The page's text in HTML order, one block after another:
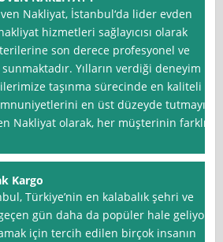
Nakliyat, İstanbul‘da lider evden
hizmetleri sağlayıcısı olarak
son derece profesyonel ve
Yılların verdiği deneyim
taşınma sürecinde en kaliteli
en üst düzeyde tutmayı
Nakliyat olarak, her müşterinin farklı
Kargo
Türkiye’nin en kalabalık şehri ve
gün daha da popüler hale geliyor.
için tercih edilen birçok insanın